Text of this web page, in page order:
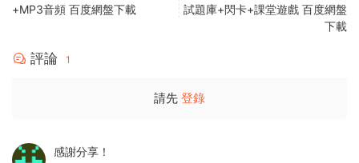
+MP3音頻 百度網盤下載
試題庫+閃卡+課堂遊戲 百度網盤
下載
評論 1
請先 登錄
感謝分享！